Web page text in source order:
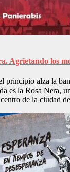
Agrietando los
principio alza la
es la Rosa Nera,
de la ciudad